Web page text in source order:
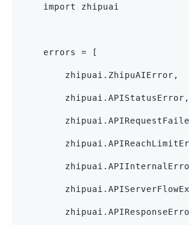
    import zhipuai
    errors = [
        zhipuai.ZhipuAIError,
        zhipuai.APIStatusError,